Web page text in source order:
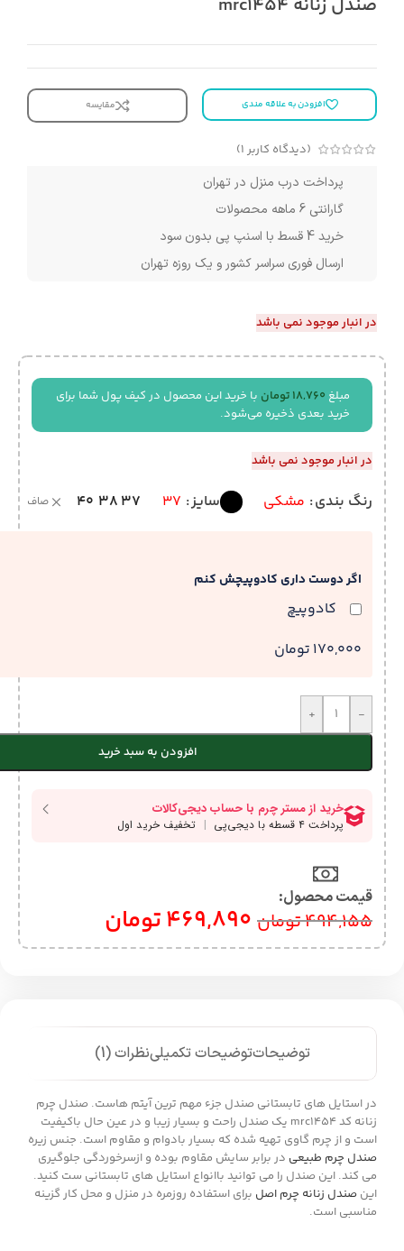
صندل زنانه mrc1454
افزودن به علاقه مندی مقایسه
(دیدگاه کاربر 1
)
پرداخت درب منزل در تهران
گارانتی 6 ماهه محصولات
خرید 4 قسط با اسنپ پی بدون سود
ارسال فوری سراسر کشور و یک روزه تهران
در انبار موجود نمی باشد
مبلغ 18,760 تومان با خرید این محصول در کیف پول شما برای
خرید بعدی ذخیره می‌شود.
در انبار موجود نمی باشد
رنگ بندی مشکی سایز 37
37
38
40 صاف
اگر دوست داری کادوپیچش کنم
کادوپیچ
170,000 تومان
-
+
افزودن به سبد خرید
قیمت محصول:​
494,155تومان 469,890تومان
توضیحاتتوضیحات تکمیلینظرات (1)
در استایل های تابستانی صندل جزء مهم ترین آیتم هاست. صندل چرم
زنانه کد mrc1454 یک صندل راحت و بسیار زیبا و در عین حال باکیفیت
است و از چرم گاوی تهیه شده که بسیار بادوام و مقاوم است. جنس زیره
صندل چرم طبیعی در برابر سایش مقاوم بوده و ازسرخوردگی جلوگیری
می کند. این صندل را می توانید باانواع استایل های تابستانی ست کنید.
این صندل زنانه چرم اصل برای استفاده روزمره در منزل و محل کار گزینه
مناسبی است.